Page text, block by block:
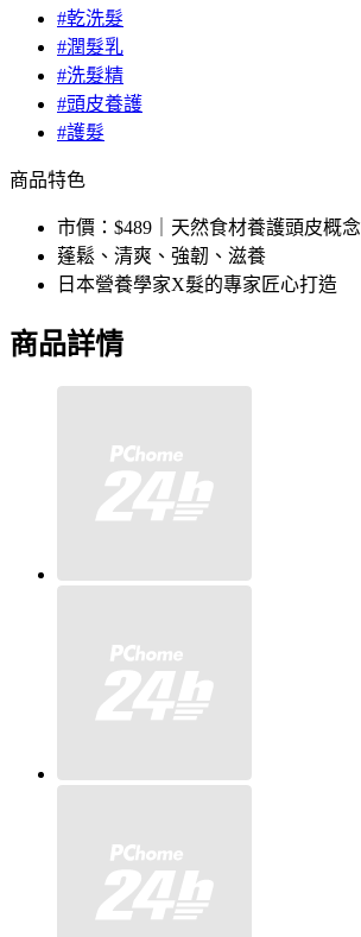
#乾洗髮
#潤髮乳
#洗髮精
#頭皮養護
#護髮
商品特色
市價：$489｜天然食材養護頭皮概念
蓬鬆、清爽、強韌、滋養
日本營養學家X髮的專家匠心打造
商品詳情